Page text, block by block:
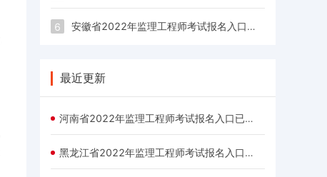
6 安徽省2022年监理工程师考试报名入口已经开通！
最近更新
河南省2022年监理工程师考试报名入口已经开通！
黑龙江省2022年监理工程师考试报名入口已经开通！